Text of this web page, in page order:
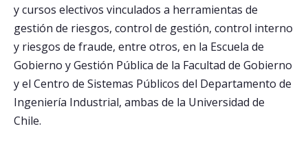
y cursos electivos vinculados a herramientas de
gestión de riesgos, control de gestión, control interno
y riesgos de fraude, entre otros, en la Escuela de
Gobierno y Gestión Pública de la Facultad de Gobierno
y el Centro de Sistemas Públicos del Departamento de
Ingeniería Industrial, ambas de la Universidad de
Chile.